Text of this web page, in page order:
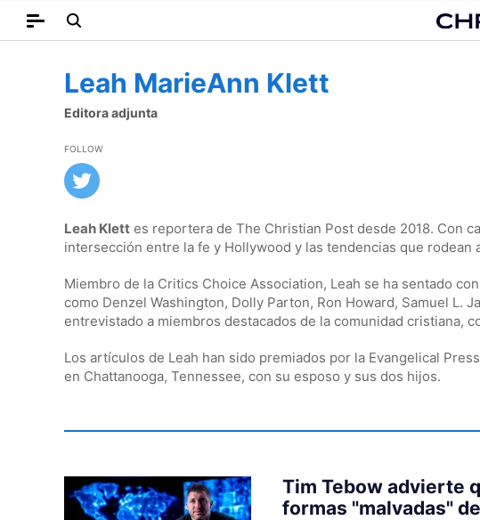
Leah MarieAnn Klett
Editora adjunta
FOLLOW
Leah Klett es reportera de The Christian Post desde 2018. Con
intersección entre la fe y Hollywood y las tendencias que rodean
Miembro de la Critics Choice Association, Leah se ha sentado
como Denzel Washington, Dolly Parton, Ron Howard, Samuel L.
entrevistado a miembros destacados de la comunidad cristiana,
Los artículos de Leah han sido premiados por la Evangelical
en Chattanooga, Tennessee, con su esposo y sus dos hijos.
Tim Tebow advierte
formas "malvadas"